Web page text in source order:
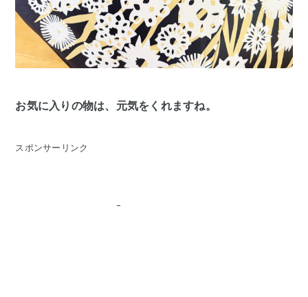
お気に入りの物は、元気をくれますね。
スポンサーリンク